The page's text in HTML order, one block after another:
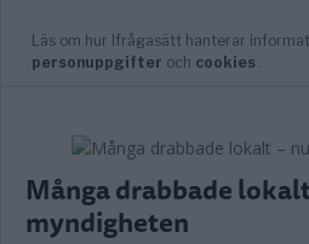
Många drabbade
myndigheten